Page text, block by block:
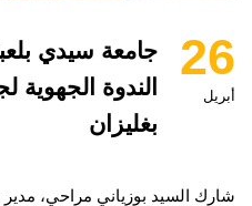
26
أبريل
جامعة سيدي
بغليزان
شارك السيد بوزياني مراحي،